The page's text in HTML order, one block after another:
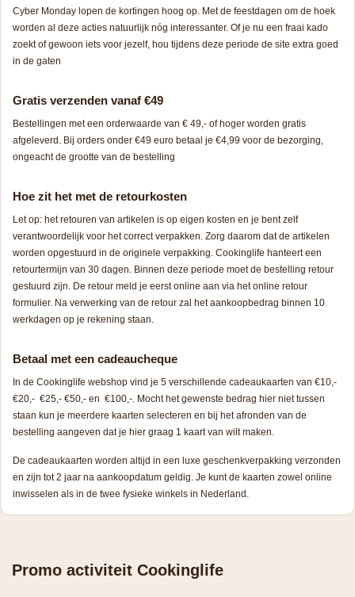
Cyber Monday lopen de kortingen hoog op. Met de feestdagen om de hoek
worden al deze acties natuurlijk nóg interessanter. Of je nu een fraai kado
zoekt of gewoon iets voor jezelf, hou tijdens deze periode de site extra goed
in de gaten
Gratis verzenden vanaf €49
Bestellingen met een orderwaarde van € 49,- of hoger worden gratis
afgeleverd. Bij orders onder €49 euro betaal je €4,99 voor de bezorging,
ongeacht de grootte van de bestelling
Hoe zit het met de retourkosten
Let op: het retouren van artikelen is op eigen kosten en je bent zelf
verantwoordelijk voor het correct verpakken. Zorg daarom dat de artikelen
worden opgestuurd in de originele verpakking. Cookinglife hanteert een
retourtermijn van 30 dagen. Binnen deze periode moet de bestelling retour
gestuurd zijn. De retour meld je eerst online aan via het online retour
formulier. Na verwerking van de retour zal het aankoopbedrag binnen 10
werkdagen op je rekening staan.
Betaal met een cadeaucheque
In de Cookinglife webshop vind je 5 verschillende cadeaukaarten van €10,-
€20,- €25,- €50,- en €100,-. Mocht het gewenste bedrag hier niet tussen
staan kun je meerdere kaarten selecteren en bij het afronden van de
bestelling aangeven dat je hier graag 1 kaart van wilt maken.
De cadeaukaarten worden altijd in een luxe geschenkverpakking verzonden
en zijn tot 2 jaar na aankoopdatum geldig. Je kunt de kaarten zowel online
inwisselen als in de twee fysieke winkels in Nederland.
Promo activiteit Cookinglife